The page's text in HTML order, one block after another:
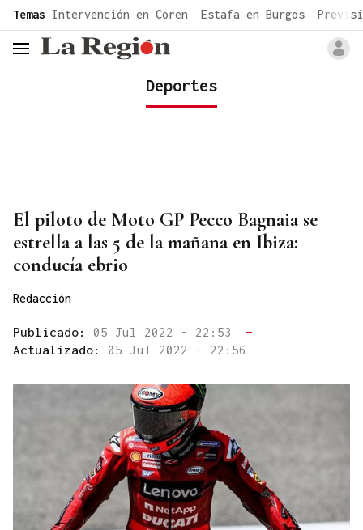
common.go-to-content
Temas Intervención en Coren Estafa en Burgos
header.menu.open
Deportes
El piloto de Moto GP Pecco Bagnaia se
estrella a las 5 de la mañana en Ibiza:
conducía ebrio
Redacción
Publicado: 05 Jul 2022 - 22:53
—
Actualizado: 05 Jul 2022 - 22:56